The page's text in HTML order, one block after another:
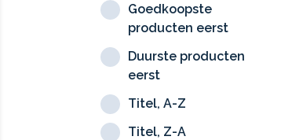
Goedkoopste
producten eerst
Duurste producten
eerst
Titel, A-Z
Titel, Z-A